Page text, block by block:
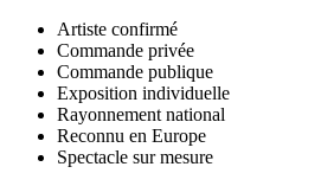
Artiste confirmé
Commande privée
Commande publique
Exposition individuelle
Rayonnement national
Reconnu en Europe
Spectacle sur mesure